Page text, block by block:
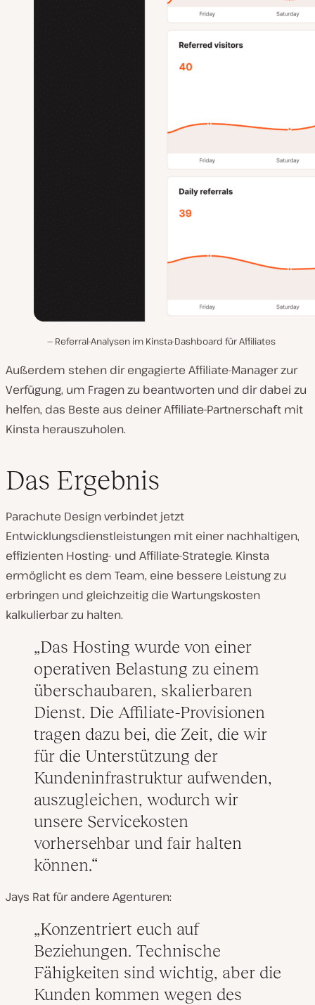
Referral-Analysen im Kinsta-Dashboard für Affiliates
Außerdem stehen dir engagierte Affiliate-Manager zur
Verfügung, um Fragen zu beantworten und dir dabei zu
helfen, das Beste aus deiner Affiliate-Partnerschaft mit
Kinsta herauszuholen.
Das Ergebnis
Parachute Design verbindet jetzt
Entwicklungsdienstleistungen mit einer nachhaltigen,
effizienten Hosting- und Affiliate-Strategie. Kinsta
ermöglicht es dem Team, eine bessere Leistung zu
erbringen und gleichzeitig die Wartungskosten
kalkulierbar zu halten.
Das Hosting wurde von einer
operativen Belastung zu einem
überschaubaren, skalierbaren
Dienst. Die Affiliate-Provisionen
tragen dazu bei, die Zeit, die wir
für die Unterstützung der
Kundeninfrastruktur aufwenden,
auszugleichen, wodurch wir
unsere Servicekosten
vorhersehbar und fair halten
können.
Jays Rat für andere Agenturen:
Konzentriert euch auf
Beziehungen. Technische
Fähigkeiten sind wichtig, aber die
Kunden kommen wegen des